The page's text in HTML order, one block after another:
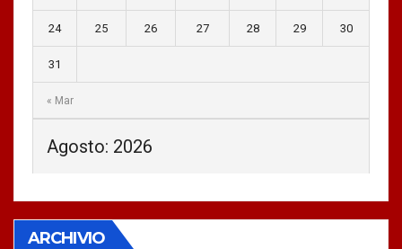
Agosto: 2026
« Mar
24 25 26 27 28 29 30
31
ARCHIVIO